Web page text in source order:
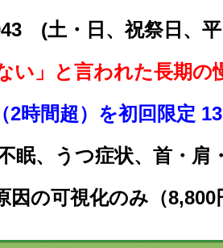
(土・日、祝祭日、
い」と言われた長期の
時間超）を初回限定
眠、うつ症状、 首・肩
の可視化のみ（